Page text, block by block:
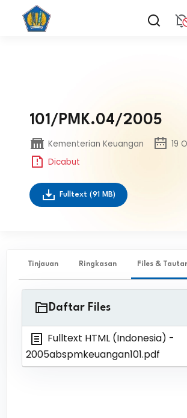
101/PMK.04/2005
Kementerian Keuangan
19
Dicabut
Fulltext (91 MB)
Tinjauan Ringkasan Files &
Daftar Files
Fulltext HTML (Indonesia) -
2005abspmkeuangan101.pdf